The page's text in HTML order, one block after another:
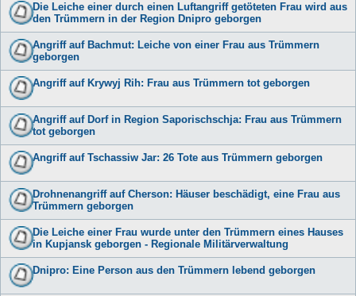
Die Leiche einer durch einen Luftangriff getöteten Frau wird aus
den Trümmern in der Region Dnipro geborgen
Angriff auf Bachmut: Leiche von einer Frau aus Trümmern
geborgen
Angriff auf Krywyj Rih: Frau aus Trümmern tot geborgen
Angriff auf Dorf in Region Saporischschja: Frau aus Trümmern
tot geborgen
Angriff auf Tschassiw Jar: 26 Tote aus Trümmern geborgen
Drohnenangriff auf Cherson: Häuser beschädigt, eine Frau aus
Trümmern geborgen
Die Leiche einer Frau wurde unter den Trümmern eines Hauses
in Kupjansk geborgen - Regionale Militärverwaltung
Dnipro: Eine Person aus den Trümmern lebend geborgen